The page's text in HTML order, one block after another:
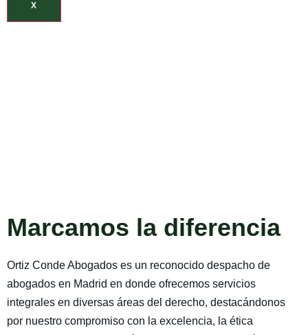
X
Marcamos la diferencia
Ortiz Conde Abogados es un reconocido despacho de
abogados en Madrid en donde ofrecemos servicios
integrales en diversas áreas del derecho, destacándonos
por nuestro compromiso con la excelencia, la ética